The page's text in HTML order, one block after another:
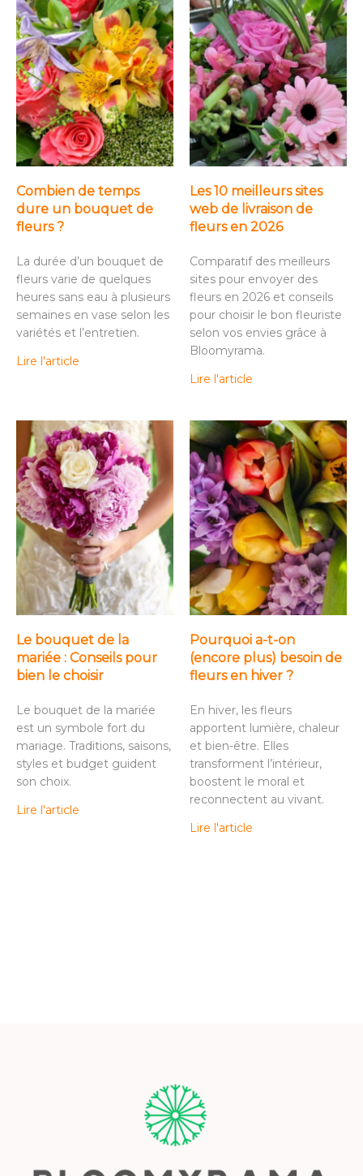
Combien de temps
dure un bouquet de
fleurs ?
La durée d’un bouquet de
fleurs varie de quelques
heures sans eau à plusieurs
semaines en vase selon les
variétés et l’entretien.
Lire l'article
Les 10 meilleurs sites
web de livraison de
fleurs en 2026
Comparatif des meilleurs
sites pour envoyer des
fleurs en 2026 et conseils
pour choisir le bon fleuriste
selon vos envies grâce à
Bloomyrama.
Lire l'article
Le bouquet de la
mariée : Conseils pour
bien le choisir
Le bouquet de la mariée
est un symbole fort du
mariage. Traditions, saisons,
styles et budget guident
son choix.
Lire l'article
Pourquoi a-t-on
(encore plus) besoin de
fleurs en hiver ?
En hiver, les fleurs
apportent lumière, chaleur
et bien-être. Elles
transforment l’intérieur,
boostent le moral et
reconnectent au vivant.
Lire l'article